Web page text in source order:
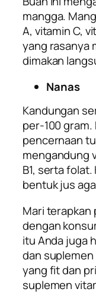
mangga.
A, vitamin C,
yang rasanya
dimakan
Nanas
Kandungan
per-100
pencernaan
mengandung
B1, serta
bentuk jus
Mari terapkan
dengan
itu Anda juga
dan
yang fit dan
suplemen